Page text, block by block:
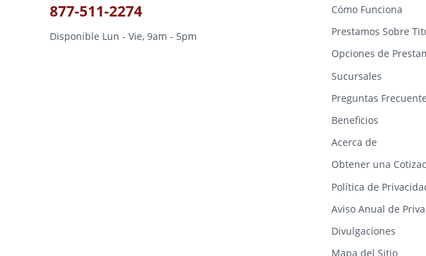
877-511-2274
Disponible Lun - Vie, 9am - 5pm
Cómo Funciona
Prestamos Sobre
Opciones de
Sucursales
Preguntas
Beneficios
Acerca de
Obtener una
Política de
Aviso Anual de
Divulgaciones
Mapa del Sitio